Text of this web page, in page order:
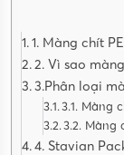
1. Màng chít
2. Vì sao
3.Phân loại
3.1. Màng
3.2. Màng
4. Stavian